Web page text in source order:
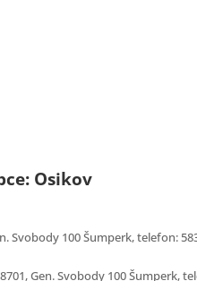
Osikov
Svobody 100 Šumperk, telefon:
Gen. Svobody 100 Šumperk,